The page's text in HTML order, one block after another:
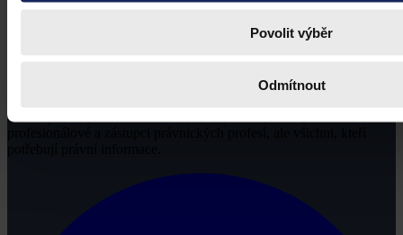
Povolit výběr
Odmítnout
Právní portál, jehož cílovou skupinou jsou nejenom právní